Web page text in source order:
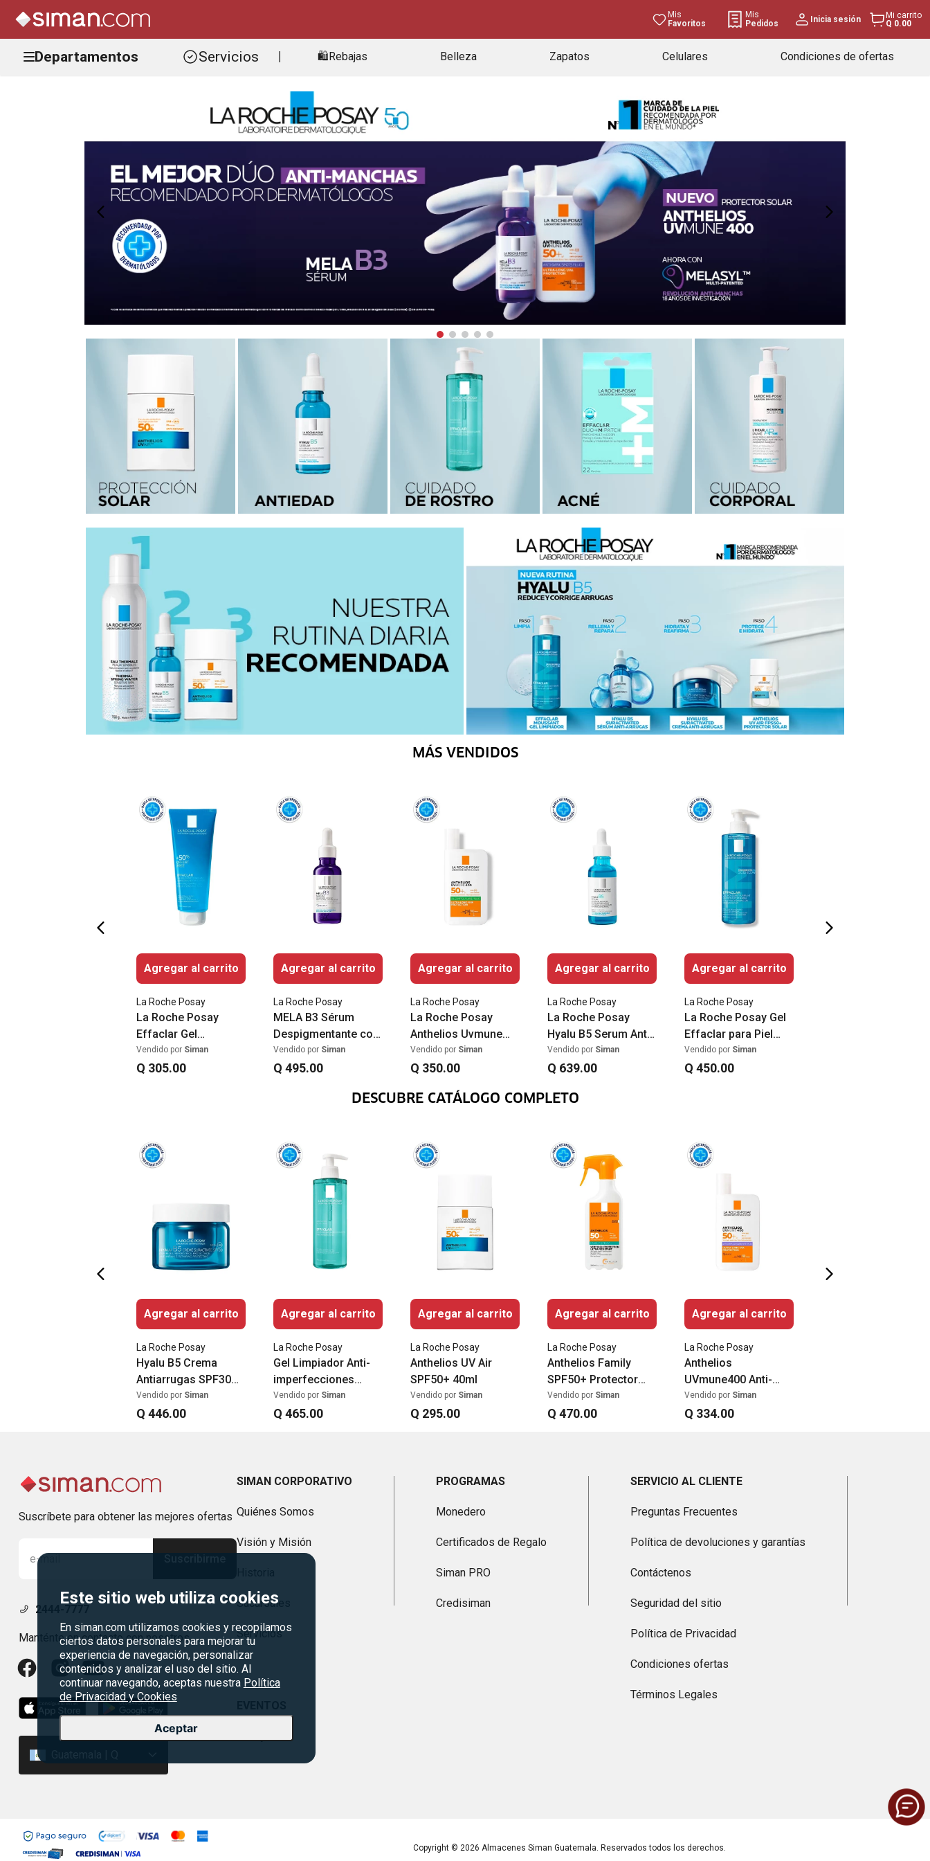
Mis
Favoritos
Mis
Pedidos
Inicia sesión
Mi carrito
Q 0.00
Departamentos Servicios 🛍️Rebajas Belleza Zapatos Celulares Condiciones de ofertas
Este sitio web utiliza cookies
En siman.com utilizamos cookies y recopilamos
ciertos datos personales para mejorar tu
experiencia de navegación, personalizar
contenidos y analizar el uso del sitio. Al
continuar navegando, aceptas nuestra Política
de Privacidad y Cookies
Aceptar
MÁS VENDIDOS
Agregar al carrito
La Roche Posay
La Roche Posay
Effaclar Gel
Limpiador Para Piel
Grasa 300ml
Vendido por Siman
Q 305.00
Agregar al carrito
La Roche Posay
MELA B3 Sérum
Despigmentante con
Niacinamida
Vendido por Siman
Q 495.00
Agregar al carrito
La Roche Posay
La Roche Posay
Anthelios Uvmune
400 Oil Control Fluido
Protector solar
Vendido por Siman
Q 350.00
Agregar al carrito
La Roche Posay
La Roche Posay
Hyalu B5 Serum Anti
Arrugas 30ml
Vendido por Siman
Q 639.00
Agregar al carrito
La Roche Posay
La Roche Posay Gel
Effaclar para Piel
Grasa 400ml
Vendido por Siman
Q 450.00
DESCUBRE CATÁLOGO COMPLETO
Agregar al carrito
La Roche Posay
Hyalu B5 Crema
Antiarrugas SPF30
50ml
Vendido por Siman
Q 446.00
Agregar al carrito
La Roche Posay
Gel Limpiador Anti-
imperfecciones
Effaclar Micro-
exfoliante 400ml
Vendido por Siman
Q 465.00
Agregar al carrito
La Roche Posay
Anthelios UV Air
SPF50+ 40ml
Vendido por Siman
Q 295.00
Agregar al carrito
La Roche Posay
Anthelios Family
SPF50+ Protector
Solar 300ml
Vendido por Siman
Q 470.00
Agregar al carrito
La Roche Posay
Anthelios
UVmune400 Anti-
manchas 50ml
Vendido por Siman
Q 334.00
Suscríbete para obtener las mejores ofertas
2444-7777
Manténte en contacto con nosotros
SIMAN CORPORATIVO
Quiénes Somos
Visión y Misión
Sucursales
Servicios
PROGRAMAS
Monedero
Certificados de Regalo
Siman PRO
Credisiman
SERVICIO AL CLIENTE
Preguntas Frecuentes
Política de devoluciones y garantías
Contáctenos
Seguridad del sitio
Política de Privacidad
Condiciones ofertas
Términos Legales
Copyright © 2026 Almacenes Siman Guatemala. Reservados todos los derechos.